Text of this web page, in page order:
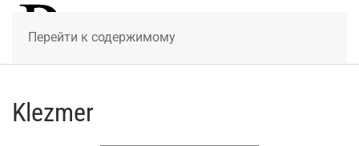
Перейти к содержимому
Klezmer